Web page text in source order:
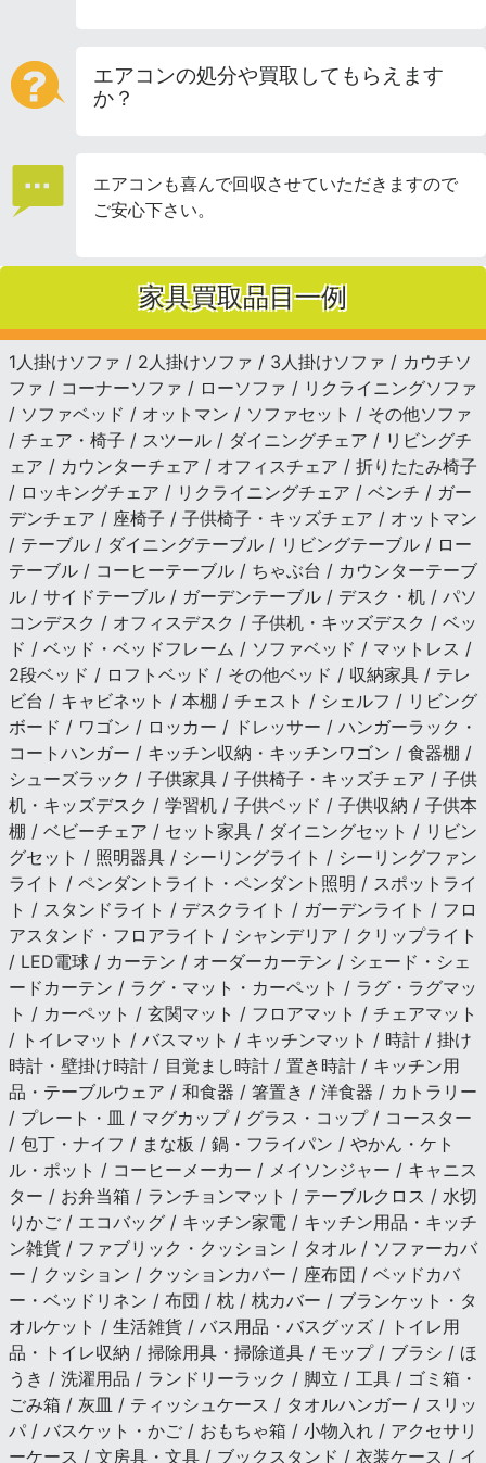
エアコンの処分や買取してもらえます
か？
エアコンも喜んで回収させていただきますので
ご安心下さい。
家具買取品目一例
1人掛けソファ / 2人掛けソファ / 3人掛けソファ / カウチソ
ファ / コーナーソファ / ローソファ / リクライニングソファ
/ ソファベッド / オットマン / ソファセット / その他ソファ
/ チェア・椅子 / スツール / ダイニングチェア / リビングチ
ェア / カウンターチェア / オフィスチェア / 折りたたみ椅子
/ ロッキングチェア / リクライニングチェア / ベンチ / ガー
デンチェア / 座椅子 / 子供椅子・キッズチェア / オットマン
/ テーブル / ダイニングテーブル / リビングテーブル / ロー
テーブル / コーヒーテーブル / ちゃぶ台 / カウンターテーブ
ル / サイドテーブル / ガーデンテーブル / デスク・机 / パソ
コンデスク / オフィスデスク / 子供机・キッズデスク / ベッ
ド / ベッド・ベッドフレーム / ソファベッド / マットレス /
2段ベッド / ロフトベッド / その他ベッド / 収納家具 / テレ
ビ台 / キャビネット / 本棚 / チェスト / シェルフ / リビング
ボード / ワゴン / ロッカー / ドレッサー / ハンガーラック・
コートハンガー / キッチン収納・キッチンワゴン / 食器棚 /
シューズラック / 子供家具 / 子供椅子・キッズチェア / 子供
机・キッズデスク / 学習机 / 子供ベッド / 子供収納 / 子供本
棚 / ベビーチェア / セット家具 / ダイニングセット / リビン
グセット / 照明器具 / シーリングライト / シーリングファン
ライト / ペンダントライト・ペンダント照明 / スポットライ
ト / スタンドライト / デスクライト / ガーデンライト / フロ
アスタンド・フロアライト / シャンデリア / クリップライト
/ LED電球 / カーテン / オーダーカーテン / シェード・シェ
ードカーテン / ラグ・マット・カーペット / ラグ・ラグマッ
ト / カーペット / 玄関マット / フロアマット / チェアマット
/ トイレマット / バスマット / キッチンマット / 時計 / 掛け
時計・壁掛け時計 / 目覚まし時計 / 置き時計 / キッチン用
品・テーブルウェア / 和食器 / 箸置き / 洋食器 / カトラリー
/ プレート・皿 / マグカップ / グラス・コップ / コースター
/ 包丁・ナイフ / まな板 / 鍋・フライパン / やかん・ケト
ル・ポット / コーヒーメーカー / メイソンジャー / キャニス
ター / お弁当箱 / ランチョンマット / テーブルクロス / 水切
りかご / エコバッグ / キッチン家電 / キッチン用品・キッチ
ン雑貨 / ファブリック・クッション / タオル / ソファーカバ
ー / クッション / クッションカバー / 座布団 / ベッドカバ
ー・ベッドリネン / 布団 / 枕 / 枕カバー / ブランケット・タ
オルケット / 生活雑貨 / バス用品・バスグッズ / トイレ用
品・トイレ収納 / 掃除用具・掃除道具 / モップ / ブラシ / ほ
うき / 洗濯用品 / ランドリーラック / 脚立 / 工具 / ゴミ箱・
ごみ箱 / 灰皿 / ティッシュケース / タオルハンガー / スリッ
パ / バスケット・かご / おもちゃ箱 / 小物入れ / アクセサリ
ーケース / 文房具・文具 / ブックスタンド / 衣装ケース / イ